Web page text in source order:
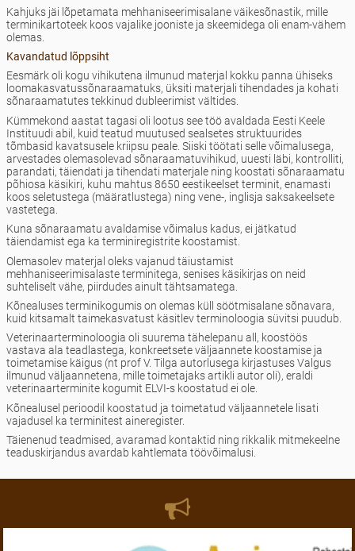
Kahjuks jäi lõpetamata mehhaniseerimisalane väikesõnastik, mille
terminikartoteek koos vajalike jooniste ja skeemidega oli enam-vähem
olemas.
Kavandatud lõppsiht
Eesmärk oli kogu vihikutena ilmunud materjal kokku panna ühiseks
loomakasvatussõnaraamatuks, üksiti materjali tihendades ja kohati
sõnaraamatutes tekkinud dubleerimist vältides.
Kümmekond aastat tagasi oli lootus see töö avaldada Eesti Keele
Instituudi abil, kuid teatud muutused sealsetes struktuurides
tõmbasid kavatsusele kriipsu peale. Siiski töötati selle võimalusega,
arvestades olemasolevad sõnaraamatuvihikud, uuesti läbi, kontrolliti,
parandati, täiendati ja tihendati materjale ning koostati sõnaraamatu
põhiosa käsikiri, kuhu mahtus 8650 eestikeelset terminit, enamasti
koos seletustega (määratlustega) ning vene-, inglisja saksakeelsete
vastetega.
Kuna sõnaraamatu avaldamise võimalus kadus, ei jätkatud
täiendamist ega ka terminiregistrite koostamist.
Olemasolev materjal oleks vajanud täiustamist
mehhaniseerimisalaste terminitega, senises käsikirjas on neid
suhteliselt vähe, piirdudes ainult tähtsamatega.
Kõnealuses terminikogumis on olemas küll söötmisalane sõnavara,
kuid kitsamalt taimekasvatust käsitlev terminoloogia süvitsi puudub.
Veterinaarterminoloogia oli suurema tähelepanu all, koostöös
vastava ala teadlastega, konkreetsete väljaannete koostamise ja
toimetamise käigus (nt prof V. Tilga autorlusega kirjastuses Valgus
ilmunud väljaannetena, mille toimetajaks artikli autor oli), eraldi
veterinaarterminite kogumit ELVI-s koostatud ei ole.
Kõnealusel perioodil koostatud ja toimetatud väljaannetele lisati
vajadusel ka terminitest aineregister.
Täienenud teadmised, avaramad kontaktid ning rikkalik mitmekeelne
teaduskirjandus avardab kahtlemata töövõimalusi.